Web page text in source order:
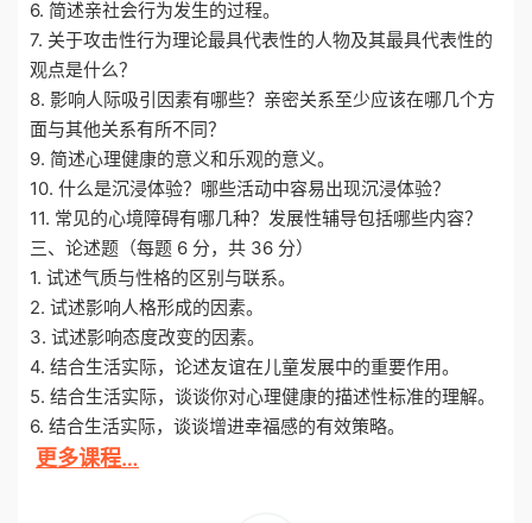
6. 简述亲社会行为发生的过程。
7. 关于攻击性行为理论最具代表性的人物及其最具代表性的
观点是什么？
8. 影响人际吸引因素有哪些？亲密关系至少应该在哪几个方
面与其他关系有所不同？
9. 简述心理健康的意义和乐观的意义。
10. 什么是沉浸体验？哪些活动中容易出现沉浸体验？
11. 常见的心境障碍有哪几种？发展性辅导包括哪些内容？
三、论述题（每题 6 分，共 36 分）
1. 试述气质与性格的区别与联系。
2. 试述影响人格形成的因素。
3. 试述影响态度改变的因素。
4. 结合生活实际，论述友谊在儿童发展中的重要作用。
5. 结合生活实际，谈谈你对心理健康的描述性标准的理解。
6. 结合生活实际，谈谈增进幸福感的有效策略。
更多课程…